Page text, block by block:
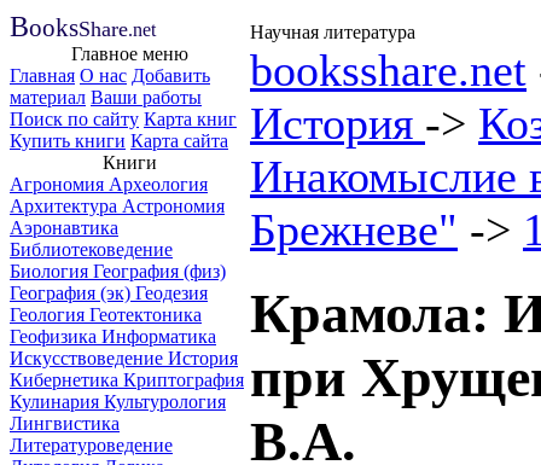
BooksShare.net
Научная литература
Главное меню
Главная О нас Добавить
материал Ваши работы
Поиск по сайту Карта книг
Купить книги Карта сайта
Книги
Агрономия Археология
Архитектура Астрономия
Аэронавтика
Библиотековедение
Биология География (физ)
География (эк) Геодезия
Геология Геотектоника
Геофизика Информатика
Искусствоведение История
Кибернетика Криптография
Кулинария Культурология
Лингвистика
Литературоведение
booksshare.net
История ->
Инакомыслие
Брежневе" ->
Крамола:
при
В.А.